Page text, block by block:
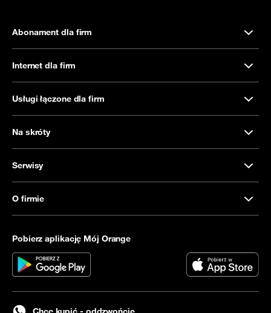
Abonament dla firm
Internet dla firm
Usługi łączone dla firm
Na skróty
Serwisy
O firmie
Pobierz aplikację Mój Orange